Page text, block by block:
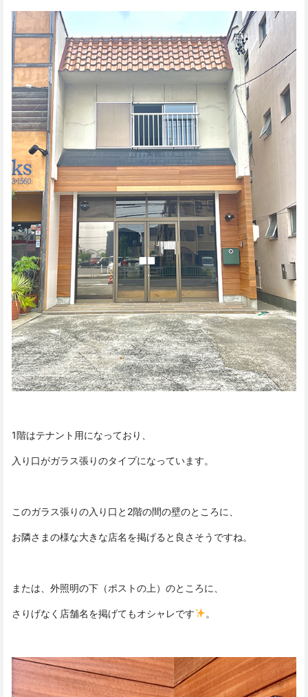
1階はテナント用になっており、
入り口がガラス張りのタイプになっています。
このガラス張りの入り口と2階の間の壁のところに、
お隣さまの様な大きな店名を掲げると良さそうですね。
または、外照明の下（ポストの上）のところに、
さりげなく店舗名を掲げてもオシャレです 。